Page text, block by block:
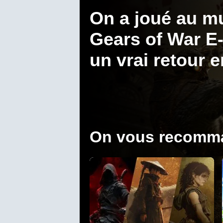
On a joué au
Gears of War
un vrai retour
On vous